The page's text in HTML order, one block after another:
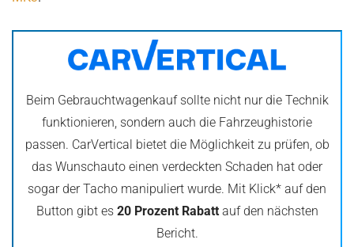
Beim Gebrauchtwagenkauf sollte nicht nur die Technik
funktionieren, sondern auch die Fahrzeughistorie
passen. CarVertical bietet die Möglichkeit zu prüfen, ob
das Wunschauto einen verdeckten Schaden hat oder
sogar der Tacho manipuliert wurde. Mit Klick* auf den
Button gibt es 20 Prozent Rabattauf den nächsten
Bericht.